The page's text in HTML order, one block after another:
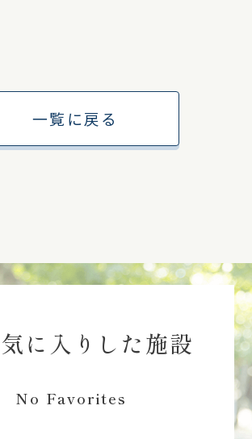
一覧に戻る
に入りした施設
No Favorites